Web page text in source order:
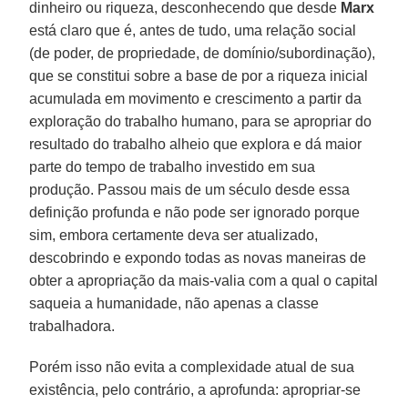
dinheiro ou riqueza, desconhecendo que desde Marx
está claro que é, antes de tudo, uma relação social
(de poder, de propriedade, de domínio/subordinação),
que se constitui sobre a base de por a riqueza inicial
acumulada em movimento e crescimento a partir da
exploração do trabalho humano, para se apropriar do
resultado do trabalho alheio que explora e dá maior
parte do tempo de trabalho investido em sua
produção. Passou mais de um século desde essa
definição profunda e não pode ser ignorado porque
sim, embora certamente deva ser atualizado,
descobrindo e expondo todas as novas maneiras de
obter a apropriação da mais-valia com a qual o capital
saqueia a humanidade, não apenas a classe
trabalhadora.
Porém isso não evita a complexidade atual de sua
existência, pelo contrário, a aprofunda: apropriar-se